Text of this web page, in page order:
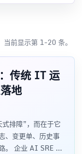
前显示第 1-20 条。
传统 IT 运
地
排障”，而在于它
、变更单、历史事
。 企业 AI SRE 的